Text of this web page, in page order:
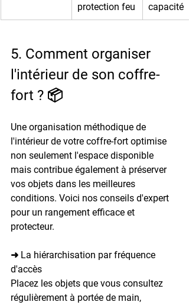
protection feu
capacité
5. Comment organiser
l'intérieur de son coffre-
fort ? 📦
Une organisation méthodique de
l'intérieur de votre coffre-fort optimise
non seulement l'espace disponible
mais contribue également à préserver
vos objets dans les meilleures
conditions. Voici nos conseils d'expert
pour un rangement efficace et
protecteur.
➜ La hiérarchisation par fréquence
d'accès
Placez les objets que vous consultez
régulièrement à portée de main,